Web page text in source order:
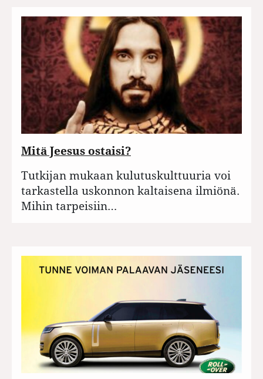
Mitä Jeesus ostaisi?
Tutkijan mukaan kulutuskulttuuria voi
tarkastella uskonnon kaltaisena ilmiönä.
Mihin tarpeisiin…